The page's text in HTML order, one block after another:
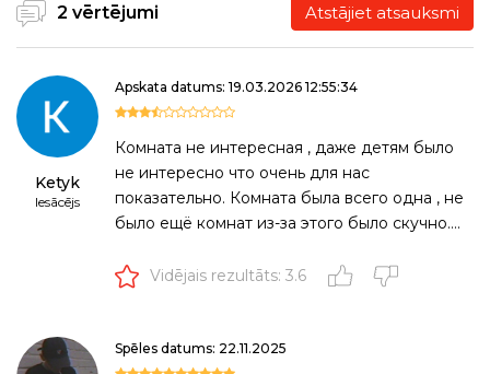
2 vērtējumi Atstājiet atsauksmi
Ketyk
Iesācējs
Apskata datums: 19.03.2026 12:55:34
Комната не интересная , даже детям было
не интересно что очень для нас
показательно. Комната была всего одна , не
было ещё комнат из-за этого было скучно….
Vidējais rezultāts: 3.6
Spēles datums: 22.11.2025